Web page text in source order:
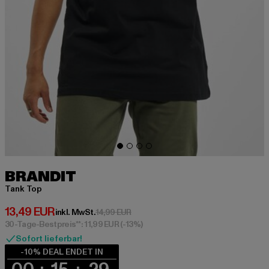
BRANDIT
Tank Top
13,49 EUR
Derzeitiger Preis: 13,49 EUR
inkl. MwSt.14,99 EURAktionspreis: 14,99 EUR
30-Tage-Bestpreis**: 11,99 EUR(-13%)
Sofort lieferbar!
-10% DEAL ENDET IN